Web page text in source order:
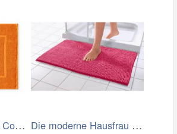
Hotelová předložka Comfort oranžová… Die moderne Hausfrau Koupelnová…